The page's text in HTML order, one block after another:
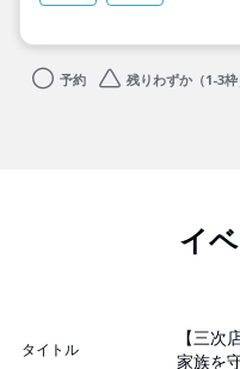
予約 残りわずか（1-3枠
イ
タイトル
【三次
家族を